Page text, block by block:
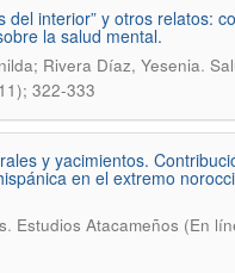
del interior” y otros relatos:
la salud mental.
Rivera Díaz, Yesenia.
322-333
y yacimientos.
en el extremo
. Estudios Atacameños (En